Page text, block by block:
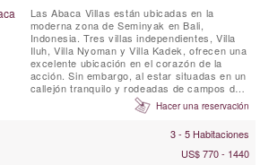
Las Abaca Villas están ubicadas en la
moderna zona de Seminyak en Bali,
Indonesia. Tres villas independientes, Villa
Iluh, Villa Nyoman y Villa Kadek, ofrecen una
excelente ubicación en el corazón de la
acción. Sin embargo, al estar situadas en un
callejón tranquilo y rodeadas de campos de
arroz, estas villas mantienen un ambiente de
paz y tranquilidad. Algunos de los mejores
solo unos pasos de Abaca Villas.
Hacer una reservación
3 - 5 Habitaciones
US$ 770 - 1440